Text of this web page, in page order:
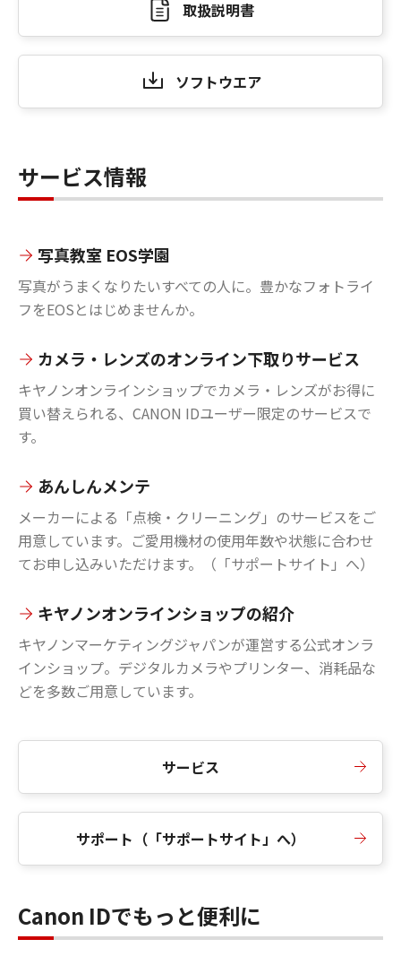
取扱説明書
ソフトウエア
サービス情報
写真教室 EOS学園
写真がうまくなりたいすべての人に。豊かなフォトライ
フをEOSとはじめませんか。
カメラ・レンズのオンライン下取りサービス
キヤノンオンラインショップでカメラ・レンズがお得に
買い替えられる、CANON IDユーザー限定のサービスで
す。
あんしんメンテ
メーカーによる「点検・クリーニング」のサービスをご
用意しています。ご愛用機材の使用年数や状態に合わせ
てお申し込みいただけます。（「サポートサイト」へ）
キヤノンオンラインショップの紹介
キヤノンマーケティングジャパンが運営する公式オンラ
インショップ。デジタルカメラやプリンター、消耗品な
どを多数ご用意しています。
サービス
サポート（「サポートサイト」へ）
Canon IDでもっと便利に